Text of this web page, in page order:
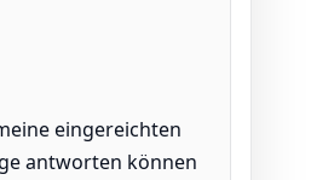
eingereichten
antworten können